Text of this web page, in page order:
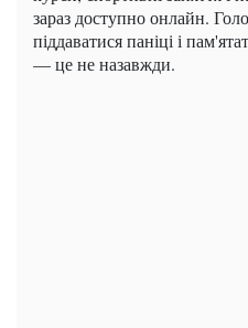
зараз доступно онлайн.
піддаватися паніці і
— це не назавжди.